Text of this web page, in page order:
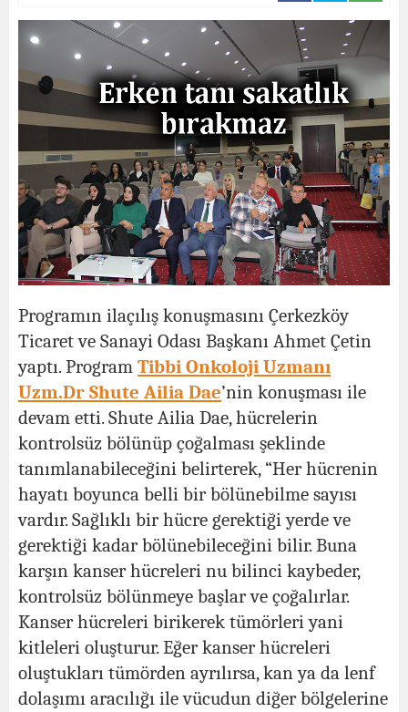
Programın ilaçılış konuşmasını Çerkezköy
Ticaret ve Sanayi Odası Başkanı Ahmet Çetin
yaptı. Program Tibbi Onkoloji Uzmanı
Uzm.Dr Shute Ailia Dae’nin konuşması ile
devam etti. Shute Ailia Dae, hücrelerin
kontrolsüz bölünüp çoğalması şeklinde
tanımlanabileceğini belirterek, “Her hücrenin
hayatı boyunca belli bir bölünebilme sayısı
vardır. Sağlıklı bir hücre gerektiği yerde ve
gerektiği kadar bölünebileceğini bilir. Buna
karşın kanser hücreleri nu bilinci kaybeder,
kontrolsüz bölünmeye başlar ve çoğalırlar.
Kanser hücreleri birikerek tümörleri yani
kitleleri oluşturur. Eğer kanser hücreleri
oluştukları tümörden ayrılırsa, kan ya da lenf
dolaşımı aracılığı ile vücudun diğer bölgelerine